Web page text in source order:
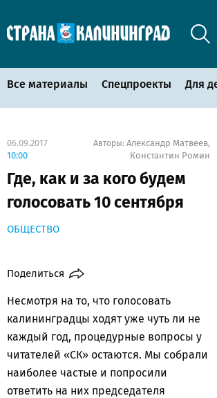
Все материалы Спецпроекты Для
06.09.2017
10:00
Авторы: Александр Матвеев,
Константин Ромин
Где, как и за кого будем
голосовать 10 сентября
ОБЩЕСТВО
Поделиться
Несмотря на то, что голосовать
калининградцы ходят уже чуть ли не
каждый год, процедурные вопросы у
читателей «СК» остаются. Мы собрали
наиболее частые и попросили
ответить на них председателя